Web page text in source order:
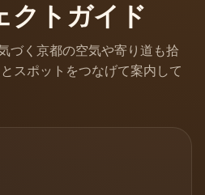
クトガイド
づく京都の空気や寄り道も拾
スポットをつなげて案内して